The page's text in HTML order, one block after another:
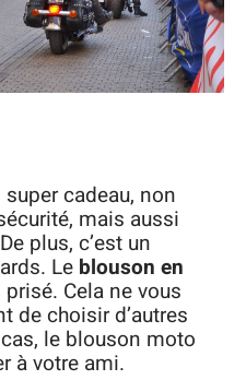
cadeau, non
mais aussi
plus, c’est un
Le blouson en
Cela ne vous
de choisir d’autres
le blouson moto
à votre ami.